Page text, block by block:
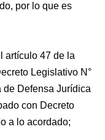
por lo que es
artículo 47 de la
Legislativo N°
de Defensa Jurídica
con Decreto
a lo acordado;